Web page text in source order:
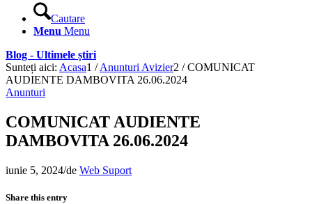
Cautare
Menu Menu
Blog - Ultimele știri
Sunteți aici: Acasa1 / Anunturi Avizier2 / COMUNICAT
AUDIENTE DAMBOVITA 26.06.2024
Anunturi
COMUNICAT AUDIENTE
DAMBOVITA 26.06.2024
iunie 5, 2024/de Web Suport
Share this entry